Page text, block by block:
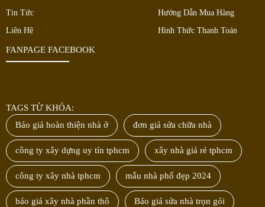
Tin Tức
Liên Hệ
Hướng Dẫn Mua Hàng
Hình Thức Thanh Toán
FANPAGE FACEBOOK
TAGS TỪ KHÓA:
Báo giá hoàn thiện nhà ở
đơn giá sửa chữa nhà
công ty xây dựng uy tín tphcm xây nhà giá rẻ tphcm
công ty xây nhà tphcm mẫu nhà phố đẹp 2024
báo giá xây nhà phần thô Báo giá sửa nhà trọn gói